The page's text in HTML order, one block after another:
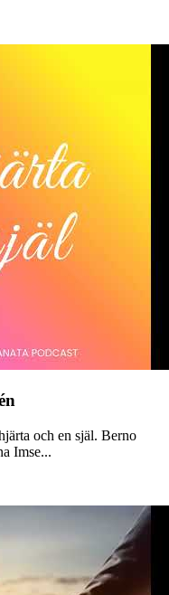
och en själ. Berno
Imse...